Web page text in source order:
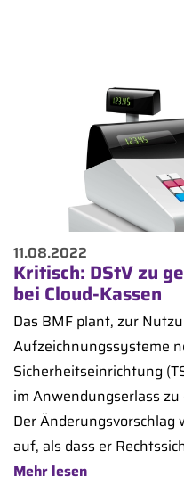
11.08.2022
Kritisch: DStV zu
bei Cloud-Kassen
Das BMF plant, zur
Aufzeichnungssysteme
Sicherheitseinrichtung
im Anwendungserlass
Der
auf, als dass er
Mehr lesen